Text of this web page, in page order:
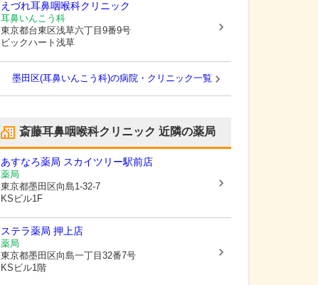
えづれ耳鼻咽喉科クリニック
耳鼻いんこう科
東京都台東区浅草六丁目9番9号
ビックハート浅草
墨田区(耳鼻いんこう科)の病院・クリニック一覧
斎藤耳鼻咽喉科クリニック 近隣の薬局
あすなろ薬局 スカイツリー駅前店
薬局
東京都墨田区向島1-32-7
KSビル1F
ステラ薬局 押上店
薬局
東京都墨田区向島一丁目32番7号
KSビル1階